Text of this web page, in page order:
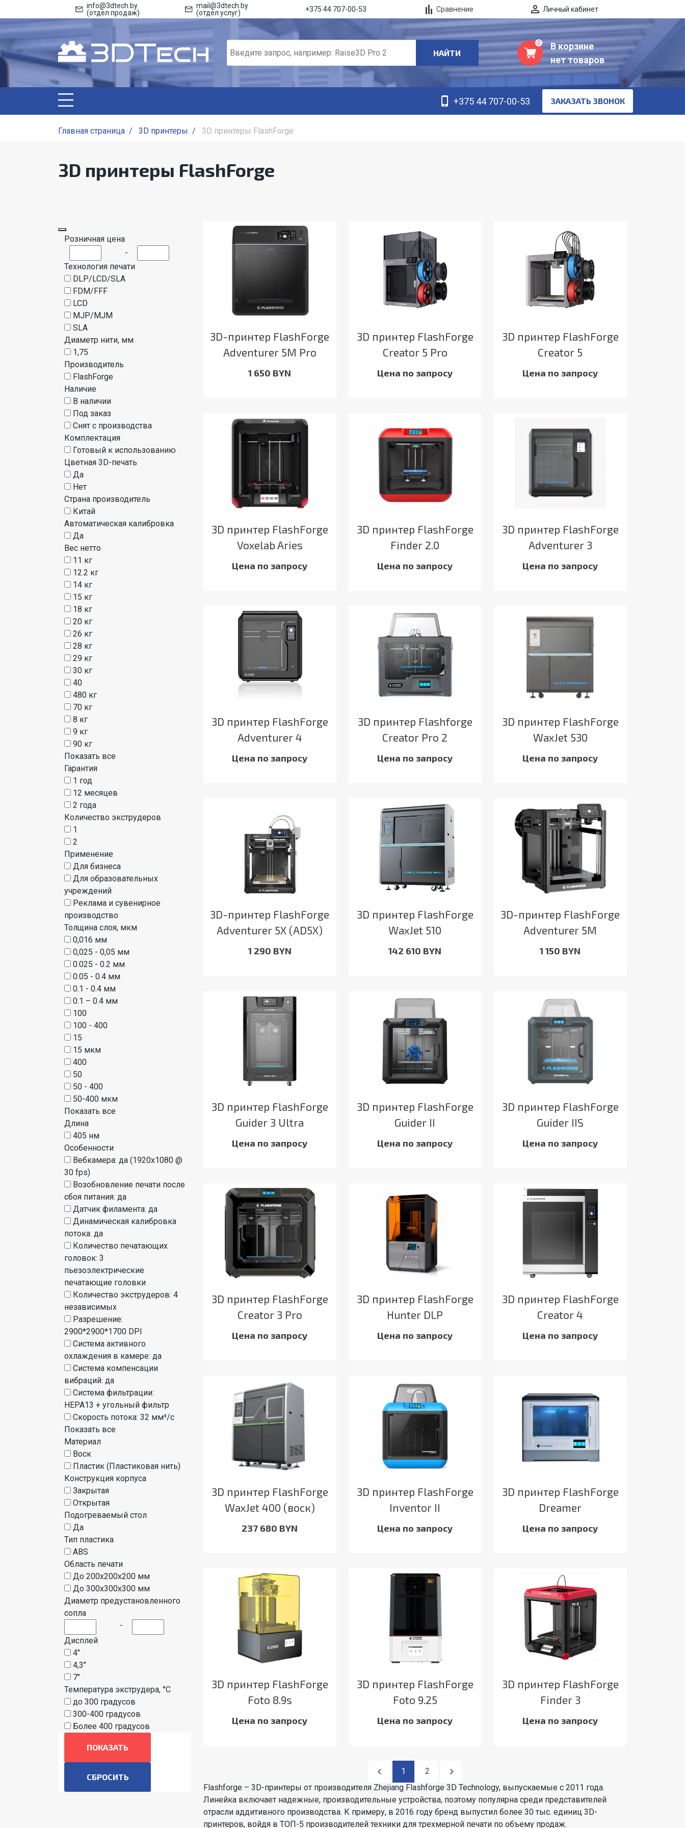
info@3dtech.by
(отдел продаж)
mail@3dtech.by
(отдел услуг)
+375 44 707-00-53 Сравнение Личный кабинет
НАЙТИ
0
В корзине
нет товаров
+375 44 707-00-53 ЗАКАЗАТЬ ЗВОНОК
Главная страница / 3D принтеры / 3D принтеры FlashForge
3D принтеры FlashForge
Розничная цена
-
Технология печати
DLP/LCD/SLA
FDM/FFF
LCD
MJP/MJM
SLA
Диаметр нити, мм
1,75
Производитель
FlashForge
Наличие
В наличии
Под заказ
Снят с производства
Комплектация
Готовый к использованию
Цветная 3D-печать
Да
Нет
Страна производитель
Китай
Автоматическая калибровка
Да
Вес нетто
11 кг
12.2 кг
14 кг
15 кг
18 кг
20 кг
26 кг
28 кг
29 кг
30 кг
40
480 кг
70 кг
8 кг
9 кг
90 кг
Показать все
Гарантия
1 год
12 месяцев
2 года
Количество экструдеров
1
2
Применение
Для бизнеса
Для образовательных
учреждений
Реклама и сувенирное
производство
Толщина слоя, мкм
0,016 мм
0,025 - 0,05 мм
0.025 - 0.2 мм
0.05 - 0.4 мм
0.1 - 0.4 мм
0.1 – 0.4 мм
100
100 - 400
15
15 мкм
400
50
50 - 400
50-400 мкм
Показать все
Длина
405 нм
Особенности
Вебкамера: да (1920x1080 @
30 fps)
Возобновление печати после
сбоя питания: да
Датчик филамента: да
Динамическая калибровка
потока: да
Количество печатающих
головок: 3
пьезоэлектрические
печатающие головки
Количество экструдеров: 4
независимых
Разрешение:
2900*2900*1700 DPI
Система активного
охлаждения в камере: да
Система компенсации
вибраций: да
Система фильтрации:
HEPA13 + угольный фильтр
Скорость потока: 32 мм³/с
Показать все
Материал
Воск
Пластик (Пластиковая нить)
Конструкция корпуса
Закрытая
Открытая
Подогреваемый стол
Да
Тип пластика
ABS
Область печати
До 200x200x200 мм
До 300x300x300 мм
Диаметр предустановленного
сопла
-
Дисплей
4"
4,3"
7"
Температура экструдера, °C
до 300 градусов
300-400 градусов
Более 400 градусов
ПОКАЗАТЬ
3D-принтер FlashForge
Adventurer 5M Pro
1 650 BYN
3D принтер FlashForge
Creator 5 Pro
Цена по запросу
3D принтер FlashForge
Creator 5
Цена по запросу
3D принтер FlashForge
Voxelab Aries
Цена по запросу
3D принтер FlashForge
Finder 2.0
Цена по запросу
3D принтер FlashForge
Adventurer 3
Цена по запросу
3D принтер FlashForge
Adventurer 4
Цена по запросу
3D принтер Flashforge
Creator Pro 2
Цена по запросу
3D принтер FlashForge
WaxJet 530
Цена по запросу
3D-принтер FlashForge
Adventurer 5X (AD5X)
1 290 BYN
3D принтер FlashForge
WaxJet 510
142 610 BYN
3D-принтер FlashForge
Adventurer 5M
1 150 BYN
3D принтер FlashForge
Guider 3 Ultra
Цена по запросу
3D принтер FlashForge
Guider II
Цена по запросу
3D принтер FlashForge
Guider IIS
Цена по запросу
3D принтер FlashForge
Creator 3 Pro
Цена по запросу
3D принтер FlashForge
Hunter DLP
Цена по запросу
3D принтер FlashForge
Creator 4
Цена по запросу
3D принтер FlashForge
WaxJet 400 (воск)
237 680 BYN
3D принтер FlashForge
Inventor II
Цена по запросу
3D принтер FlashForge
Dreamer
Цена по запросу
3D принтер FlashForge
Foto 8.9s
Цена по запросу
3D принтер FlashForge
Foto 9.25
Цена по запросу
3D принтер FlashForge
Finder 3
Цена по запросу
1
2
Flashforge – 3D-принтеры от производителя Zhejiang Flashforge 3D Technology, выпускаемые с 2011 года.
Линейка включает надежные, производительные устройства, поэтому популярна среди представителей
отрасли аддитивного производства. К примеру, в 2016 году бренд выпустил более 30 тыс. единиц 3D-
принтеров, войдя в ТОП-5 производителей техники для трехмерной печати по объему продаж.